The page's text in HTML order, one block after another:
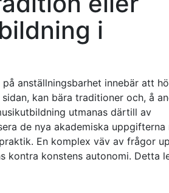
i
anställningsbarhet innebär att
kan bära traditioner och, å
utmanas därtill av
de nya akademiska uppgifterna
En komplex väv av frågor
kontra konstens autonomi. Detta